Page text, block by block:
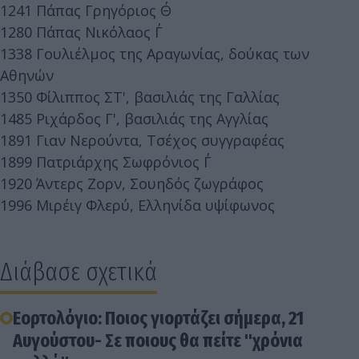
1241 Πάπας Γρηγόριος Θ΄
1280 Πάπας Νικόλαος Γ΄
1338 Γουλιέλμος της Αραγωνίας, δούκας των
Αθηνών
1350 Φίλιππος ΣΤ', βασιλιάς της Γαλλίας
1485 Ριχάρδος Γ', βασιλιάς της Αγγλίας
1891 Γιαν Νερούντα, Τσέχος συγγραφέας
1899 Πατριάρχης Σωφρόνιος Γ΄
1920 Άντερς Ζορν, Σουηδός ζωγράφος
1996 Μιρέιγ Φλερύ, Ελληνίδα υψίφωνος
Διάβασε σχετικά
Εορτολόγιο: Ποιος γιορτάζει σήμερα, 21
Αυγούστου- Σε ποιους θα πείτε "χρόνια